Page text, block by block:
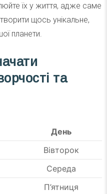
їх у життя, адже саме
щось унікальне,
планети.
та
День
Вівторок
Середа
П’ятниця